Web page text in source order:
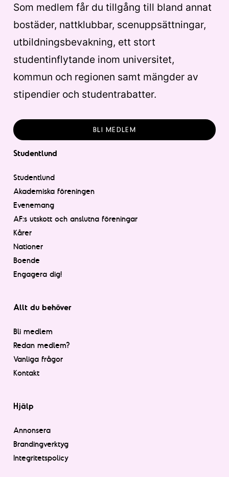
Som medlem får du tillgång till bland annat
bostäder, nattklubbar, scenuppsättningar,
utbildningsbevakning, ett stort
studentinflytande inom universitet,
kommun och regionen samt mängder av
stipendier och studentrabatter.
BLI MEDLEM
Studentlund
Studentlund
Akademiska föreningen
Evenemang
AF:s utskott och anslutna föreningar
Kårer
Nationer
Boende
Engagera dig!
Allt du behöver
Bli medlem
Redan medlem?
Vanliga frågor
Kontakt
Hjälp
Annonsera
Brandingverktyg
Integritetspolicy